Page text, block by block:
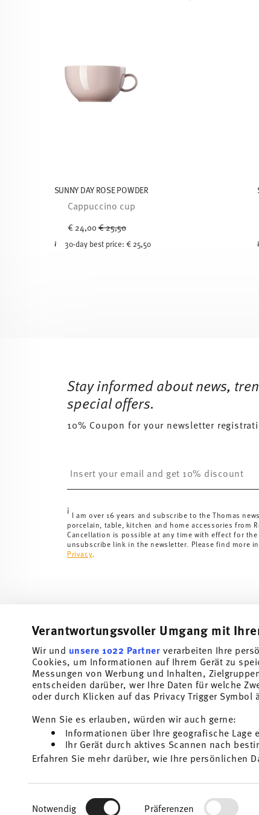
Verantwortungsvoller Umgang mit
Wir und unsere 1022 Partner verarbeiten Ihre
Cookies, um Informationen auf Ihrem Gerät zu
Messungen von Werbung und Inhalten,
entscheiden darüber, wer Ihre Daten für welche
oder durch Klicken auf das Privacy Trigger Symbol
Wenn Sie es erlauben, würden wir auch gerne:
Informationen über Ihre geografische
Ihr Gerät durch aktives Scannen nach
Erfahren Sie mehr darüber, wie Ihre persönlichen
die Zugriffe auf unsere Website zu analysieren.
Einwilligungsauswahl
Notwendig Präferenzen
SUNNY DAY ROSE POWDER
Cappuccino cup
€ 24,00Price reduced from
€ 25,50
30-day best price:€ 25,50
Stay informed about news,
special offers.
10% Coupon for your newsletter
i I am over 16 years and subscribe to the Thomas
porcelain, table, kitchen and home accessories from
Cancellation is possible at any time with effect for
unsubscribe link in the newsletter. Please find more
Privacy
Subscribe to our newsletter and receive a 10% discount!
Stay informed about news, trends, and
Insert your email to register for the newsletters